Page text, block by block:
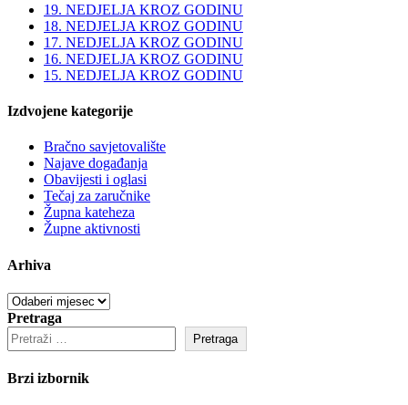
19. NEDJELJA KROZ GODINU
18. NEDJELJA KROZ GODINU
17. NEDJELJA KROZ GODINU
16. NEDJELJA KROZ GODINU
15. NEDJELJA KROZ GODINU
Izdvojene kategorije
Bračno savjetovalište
Najave događanja
Obavijesti i oglasi
Tečaj za zaručnike
Župna kateheza
Župne aktivnosti
Arhiva
Arhiva
Pretraga
Pretraga
Brzi izbornik